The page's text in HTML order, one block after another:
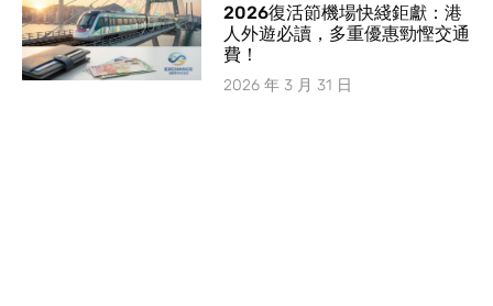
2026復活節機場快綫鉅獻：港
人外遊必讀，多重優惠勁慳交通
費！
2026 年 3 月 31 日